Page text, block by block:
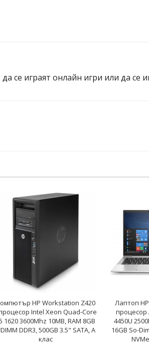
се играят онлайн игри или да се
HP Workstation Z420
Intel Xeon Quad-Core
1620 3600Mhz 10MB, RAM 8GB
DDR3, 500GB 3.5" SATA, A
клас
Лаптоп
процесор
4450U
16GB So-